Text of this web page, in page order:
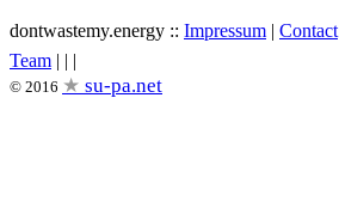
dontwastemy.energy :: Impressum | Contact
Team | View
don’t
| View
don’t
|
don’t
© 2016 su-pa.net